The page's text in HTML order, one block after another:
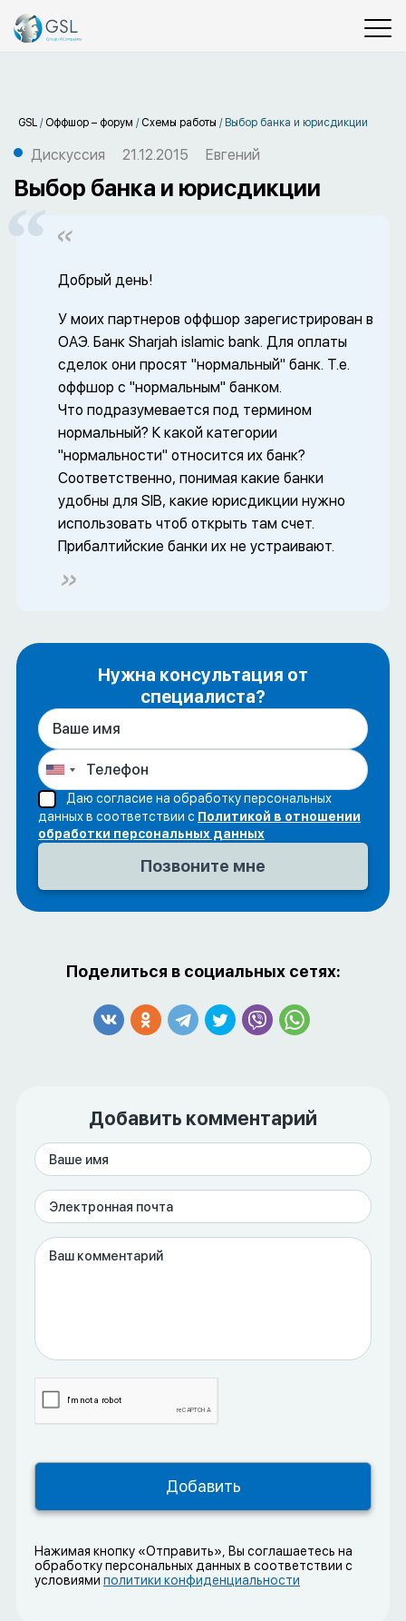
GSL / Оффшор – форум / Схемы работы / Выбор банка и юрисдикции
Дискуссия 21.12.2015 Евгений
Выбор банка и юрисдикции
Добрый день!
У моих партнеров оффшор зарегистрирован в
ОАЭ. Банк Sharjah islamic bank. Для оплаты
сделок они просят "нормальный" банк. Т.е.
оффшор с "нормальным" банком.
Что подразумевается под термином
нормальный? К какой категории
"нормальности" относится их банк?
Соответственно, понимая какие банки
удобны для SIB, какие юрисдикции нужно
использовать чтоб открыть там счет.
Прибалтийские банки их не устраивают.
Нужна консультация от
специалиста?
Даю согласие на обработку персональных
данных в соответствии с Политикой в отношении
обработки персональных данных
Поделиться в социальных сетях:
Добавить комментарий
Нажимая кнопку «Отправить», Вы соглашаетесь на
обработку персональных данных в соответствии с
условиями политики конфиденциальности